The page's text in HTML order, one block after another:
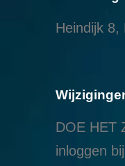
Heindijk 8,
DOE HET
inloggen